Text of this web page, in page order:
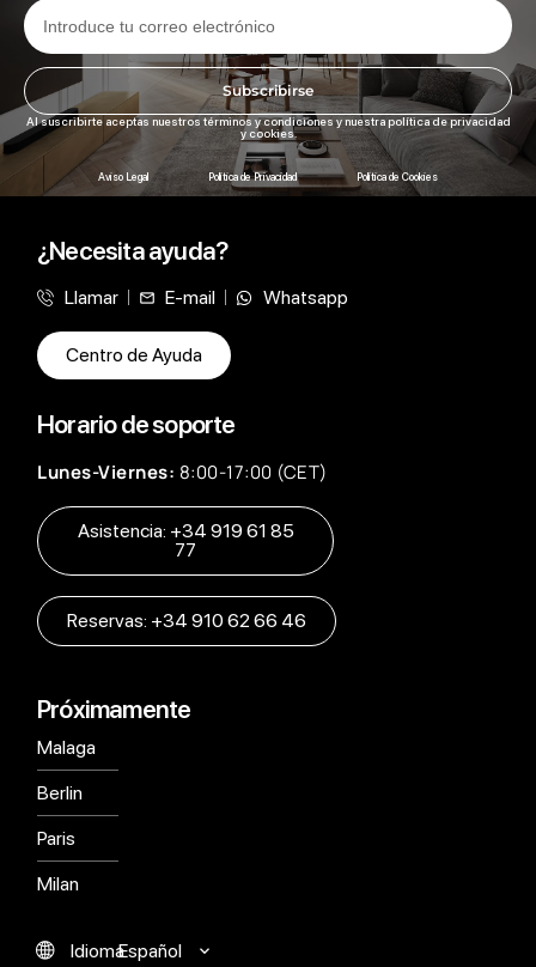
Subscribirse
Al suscribirte aceptas nuestros términos y condiciones y nuestra política de privacidad
y cookies.
Aviso Legal Política de Privacidad Política de Cookies
¿Necesita ayuda?
Llamar E-mail Whatsapp
Centro de Ayuda
Horario de soporte
Lunes-Viernes: 8:00-17:00 (CET)
Asistencia: +34 919 61 85
77
Reservas: +34 910 62 66 46
Próximamente
Malaga
Berlin
Paris
Milan
IdiomaEspañol
English